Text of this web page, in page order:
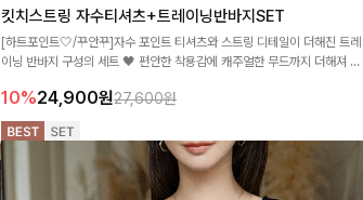
킷치스트링 자수티셔츠+트레이닝반바지SET
[하트포인트🤍/꾸안꾸]자수 포인트 티셔츠와 스트링 디테일이 더해진 트레
이닝 반바지 구성의 세트 🖤 편안한 착용감에 캐주얼한 무드까지 더해져 데
10%24,900원27,600원